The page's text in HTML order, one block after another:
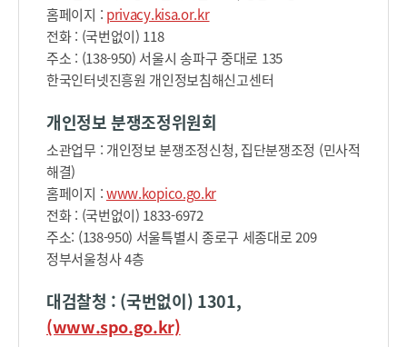
홈페이지 : privacy.kisa.or.kr
전화 : (국번없이) 118
주소 : (138-950) 서울시 송파구 중대로 135
한국인터넷진흥원 개인정보침해신고센터
개인정보 분쟁조정위원회
소관업무 : 개인정보 분쟁조정신청, 집단분쟁조정 (민사적
해결)
홈페이지 :www.kopico.go.kr
전화 : (국번없이) 1833-6972
주소: (138-950) 서울특별시 종로구 세종대로 209
정부서울청사 4층
대검찰청 : (국번없이) 1301,
(www.spo.go.kr)